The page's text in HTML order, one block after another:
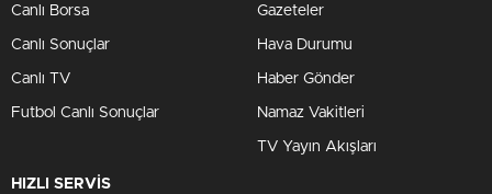
Canlı Borsa
Canlı Sonuçlar
Canlı TV
Futbol Canlı Sonuçlar
Gazeteler
Hava Durumu
Haber Gönder
Namaz Vakitleri
TV Yayın Akışları
HIZLI SERVİS